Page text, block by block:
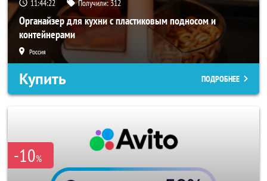
11:44:20 Получили: 312
Органайзер для кухни с пластиковым подносом и
контейнерами
Россия
Купить ПОДРОБНЕЕ
-10%